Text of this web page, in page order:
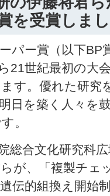
を受賞しま
パー賞（以下
21世紀最初の大
す。優れた研究
日を築く人々を
。
総合文化研究科
が、「複製チ
伝的組換え開始